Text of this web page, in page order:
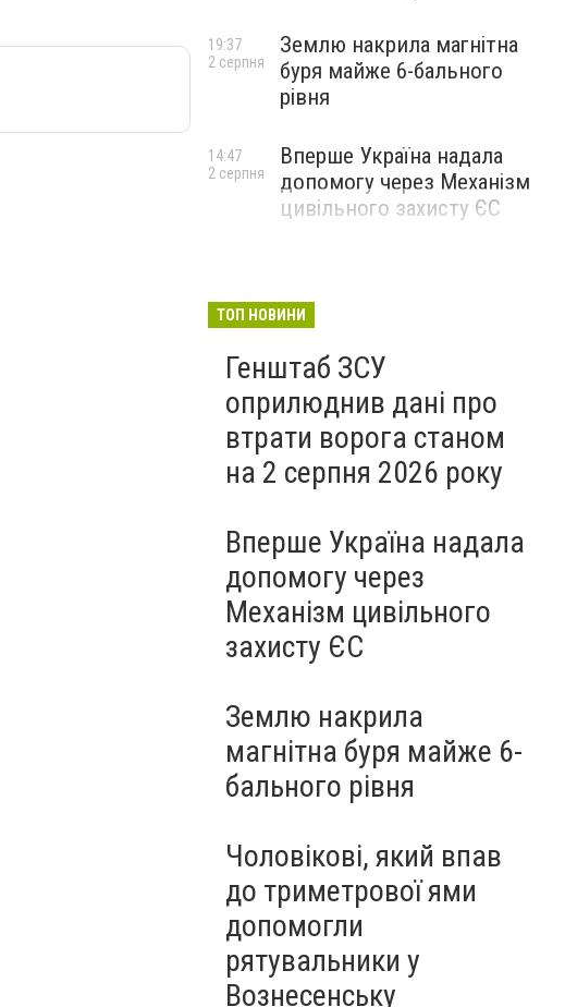
Землю накрила магнітна
буря майже 6-бального
рівня
19:37
2 серпня
Вперше Україна надала
допомогу через Механізм
цивільного захисту ЄС
14:47
2 серпня
ТОП НОВИНИ
Генштаб ЗСУ
оприлюднив дані про
втрати ворога станом
на 2 серпня 2026 року
Вперше Україна надала
допомогу через
Механізм цивільного
захисту ЄС
Землю накрила
магнітна буря майже 6-
бального рівня
Чоловікові, який впав
до триметрової ями
допомогли
рятувальники у
Вознесенську